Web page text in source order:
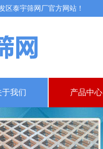
区泰宇筛网厂官方网站！
于我们 产品中心